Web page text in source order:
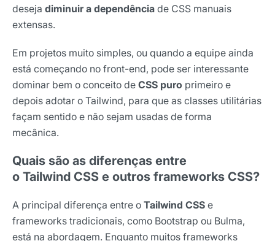
deseja diminuir a dependência de CSS manuais
extensas.
Em projetos muito simples, ou quando a equipe ainda
está começando no front-end, pode ser interessante
dominar bem o conceito de CSS puro primeiro e
depois adotar o Tailwind, para que as classes utilitárias
façam sentido e não sejam usadas de forma
mecânica.
Quais são as diferenças entre
o Tailwind CSS e outros frameworks CSS?
A principal diferença entre o Tailwind CSS e
frameworks tradicionais, como Bootstrap ou Bulma,
está na abordagem. Enquanto muitos frameworks